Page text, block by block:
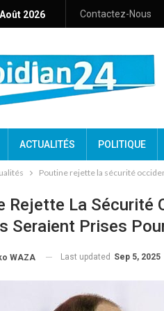
2026 Contactez-Nous
ACTUALITÉS POLITIQUE
Poutine rejette la sécurité
Rejette La Sécurité
Seraient Prises
WAZA Last updated Sep 5, 2025